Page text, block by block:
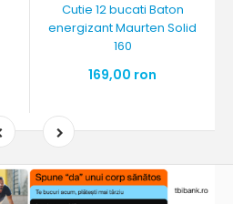
Cutie 12 bucati Baton
energizant Maurten Solid
160
169,00 ron